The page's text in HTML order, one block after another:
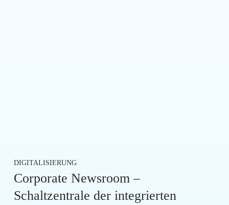
DIGITALISIERUNG
Corporate Newsroom –
Schaltzentrale der integrierten